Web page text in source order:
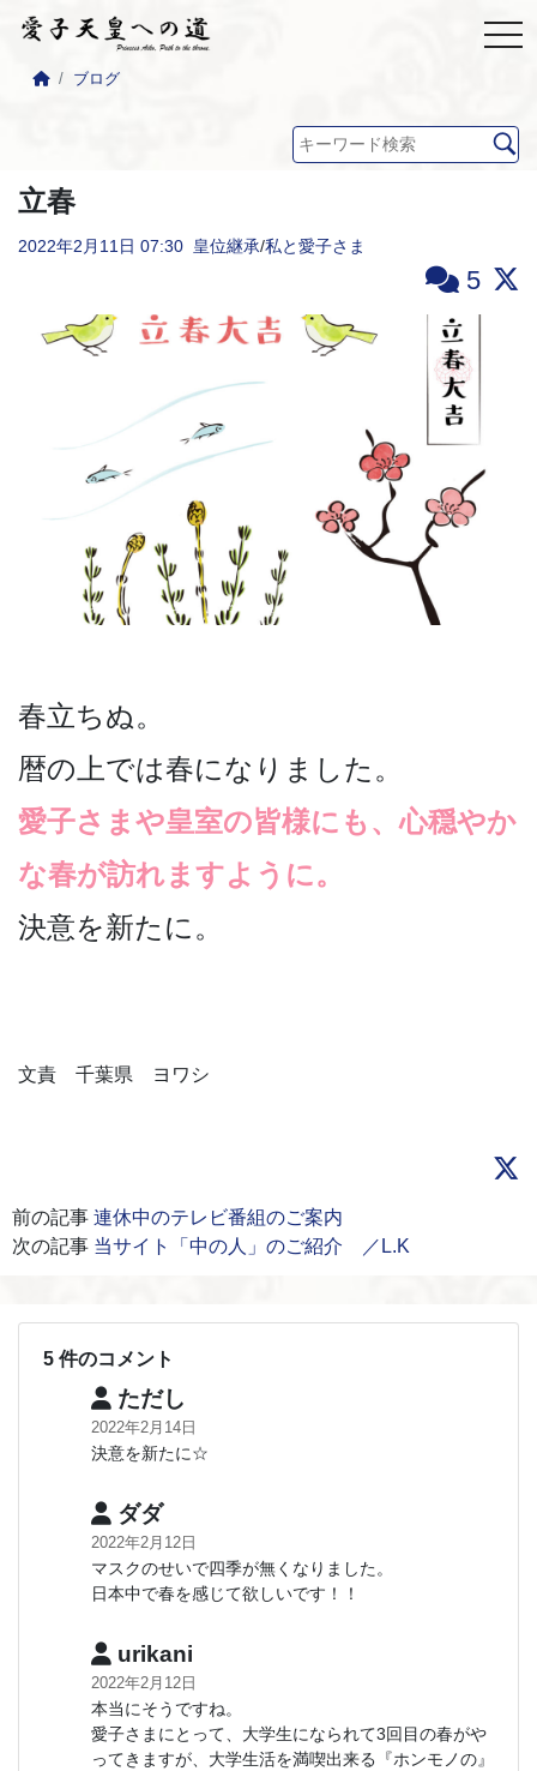
ブログ
立春
2022年2月11日 07:30 皇位継承/私と愛子さま
5
春立ちぬ。
暦の上では春になりました。
愛子さまや皇室の皆様にも、心穏やか
な春が訪れますように。
決意を新たに。
文責 千葉県 ヨワシ
前の記事 連休中のテレビ番組のご案内
次の記事 当サイト「中の人」のご紹介 ／L.K
5 件のコメント
ただし
2022年2月14日
決意を新たに☆
ダダ
2022年2月12日
マスクのせいで四季が無くなりました。
日本中で春を感じて欲しいです！！
urikani
2022年2月12日
本当にそうですね。
愛子さまにとって、大学生になられて3回目の春がや
ってきますが、大学生活を満喫出来る『ホンモノの』